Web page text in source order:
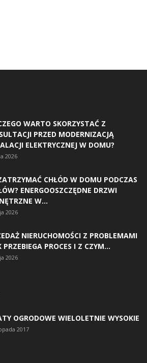
WARTO SKORZYSTAĆ Z
PRZED MODERNIZACJĄ
ELEKTRYCZNEJ W DOMU?
2026
CHŁÓD W DOMU PODCZAS
ENERGOOSZCZĘDNE DRZWI
W...
2026
NIERUCHOMOŚCI Z PROBLEMAMI
PRZEBIEGA PROCES I Z CZYM...
2026
OGRODOWE WIELOLETNIE WYSOKIE
2017